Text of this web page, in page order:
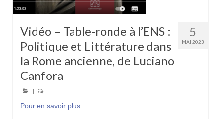
5
MAI 2023
Vidéo – Table-ronde à l’ENS :
Politique et Littérature dans
la Rome ancienne, de Luciano
Canfora
Pour en savoir plus